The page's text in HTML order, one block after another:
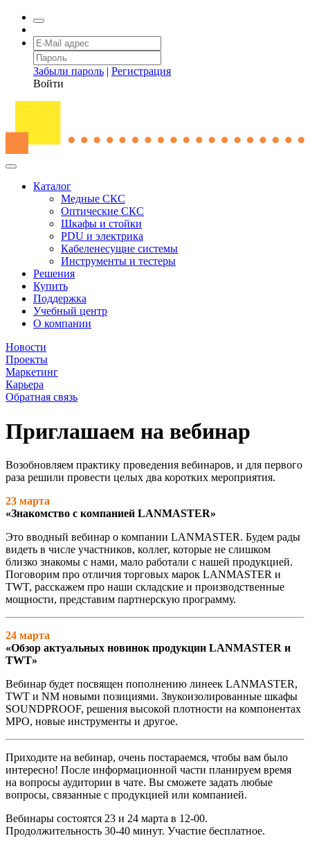
Забыли пароль | Регистрация
Войти
Каталог
Медные СКС
Оптические СКС
Шкафы и стойки
PDU и электрика
Кабеленесущие системы
Инструменты и тестеры
Решения
Купить
Поддержка
Учебный центр
О компании
Новости
Проекты
Маркетинг
Карьера
Обратная связь
Приглашаем на вебинар
Возобновляем практику проведения вебинаров, и для первого
раза решили провести целых два коротких мероприятия.
23 марта
«Знакомство с компанией LANMASTER»
Это вводный вебинар о компании LANMASTER. Будем рады
видеть в числе участников, коллег, которые не слишком
близко знакомы с нами, мало работали с нашей продукцией.
Поговорим про отличия торговых марок LANMASTER и
TWT, расскажем про наши складские и производственные
мощности, представим партнерскую программу.
24 марта
«Обзор актуальных новинок продукции LANMASTER и
TWT»
Вебинар будет посвящен пополнению линеек LANMASTER,
TWT и NM новыми позициями. Звукоизолированные шкафы
SOUNDPROOF, решения высокой плотности на компонентах
MPO, новые инструменты и другое.
Приходите на вебинар, очень постараемся, чтобы вам было
интересно! После информационной части планируем время
на вопросы аудитории в чате. Вы сможете задать любые
вопросы, связанные с продукцией или компанией.
Вебинары состоятся 23 и 24 марта в 12-00.
Продолжительность 30-40 минут. Участие бесплатное.